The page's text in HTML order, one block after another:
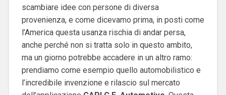
scambiare idee con persone di diversa
provenienza, e come dicevamo prima, in posti come
l’America questa usanza rischia di andar persa,
anche perché non si tratta solo in questo ambito,
ma un giorno potrebbe accadere in un altro ramo:
prendiamo come esempio quello automobilistico e
l’incredibile invenzione e rilascio sul mercato